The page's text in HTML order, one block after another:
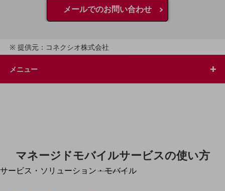
メールでのお問い合わせ
提供元：コネクシオ株式会社
メニュー
Smart Healthcare
Smart Worksite
生成AI(Generative AI)
地域の取り組み
地域社会を支える皆さまと地域課題の解決や
サービス・ソリューション・モバイル
マネージドモバイルサービスの使い方